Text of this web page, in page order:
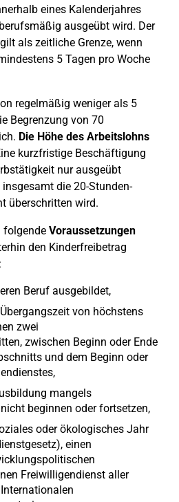
eines Kalenderjahres
ausgeübt wird. Der
als zeitliche Grenze, wenn
5 Tagen pro Woche
regelmäßig weniger als 5
Begrenzung von 70
Die Höhe des Arbeitslohns
kurzfristige Beschäftigung
nur ausgeübt
die 20-Stunden-
überschritten wird.
folgende Voraussetzungen
den Kinderfreibetrag
Beruf ausgebildet,
von höchstens
zwei
zwischen Beginn oder Ende
und dem Beginn oder
mangels
beginnen oder fortsetzen,
oder ökologisches Jahr
einen
Freiwilligendienst aller